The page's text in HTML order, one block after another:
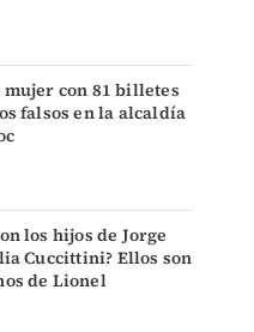
mujer con 81 billetes
falsos en la alcaldía
los hijos de Jorge
Cuccittini? Ellos son
de Lionel